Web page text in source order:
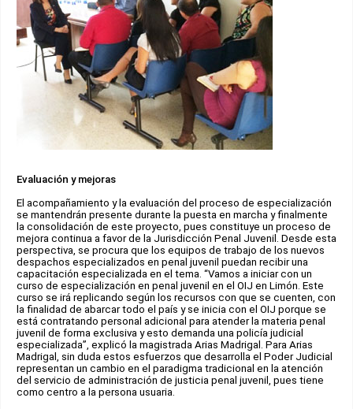
Evaluación y mejoras
El acompañamiento y la evaluación del proceso de especialización
se mantendrán presente durante la puesta en marcha y finalmente
la consolidación de este proyecto, pues constituye un proceso de
mejora continua a favor de la Jurisdicción Penal Juvenil. Desde esta
perspectiva, se procura que los equipos de trabajo de los nuevos
despachos especializados en penal juvenil puedan recibir una
capacitación especializada en el tema. “Vamos a iniciar con un
curso de especialización en penal juvenil en el OIJ en Limón. Este
curso se irá replicando según los recursos con que se cuenten, con
la finalidad de abarcar todo el país y se inicia con el OIJ porque se
está contratando personal adicional para atender la materia penal
juvenil de forma exclusiva y esto demanda una policía judicial
especializada”, explicó la magistrada Arias Madrigal. Para Arias
Madrigal, sin duda estos esfuerzos que desarrolla el Poder Judicial
representan un cambio en el paradigma tradicional en la atención
del servicio de administración de justicia penal juvenil, pues tiene
como centro a la persona usuaria.